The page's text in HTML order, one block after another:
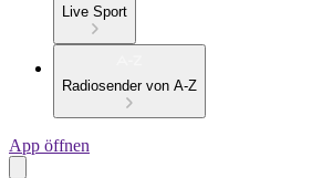
Live Sport
Radiosender von A-Z
App öffnen